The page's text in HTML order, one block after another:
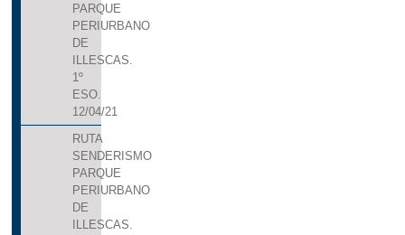
PARQUE
PERIURBANO
DE
ILLESCAS.
1º
ESO.
12/04/21
RUTA
SENDERISMO
PARQUE
PERIURBANO
DE
ILLESCAS.